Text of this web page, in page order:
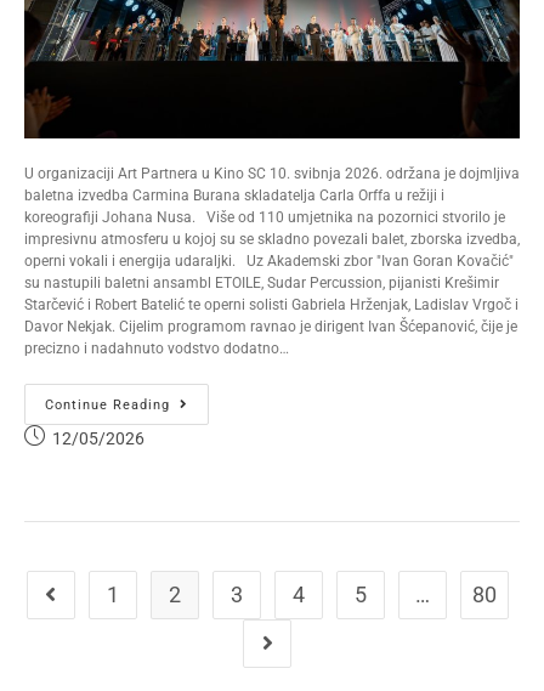
U organizaciji Art Partnera u Kino SC 10. svibnja 2026. održana je dojmljiva
baletna izvedba Carmina Burana skladatelja Carla Orffa u režiji i
koreografiji Johana Nusa. Više od 110 umjetnika na pozornici stvorilo je
impresivnu atmosferu u kojoj su se skladno povezali balet, zborska izvedba,
operni vokali i energija udaraljki. Uz Akademski zbor "Ivan Goran Kovačić"
su nastupili baletni ansambl ETOILE, Sudar Percussion, pijanisti Krešimir
Starčević i Robert Batelić te operni solisti Gabriela Hrženjak, Ladislav Vrgoč i
Davor Nekjak. Cijelim programom ravnao je dirigent Ivan Šćepanović, čije je
precizno i nadahnuto vodstvo dodatno…
Continue Reading
12/05/2026
1 2 3 4 5 … 80